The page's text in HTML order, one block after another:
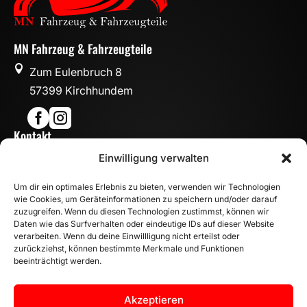
Einwilligung verwalten
Um dir ein optimales Erlebnis zu bieten, verwenden wir Technologien
wie Cookies, um Geräteinformationen zu speichern und/oder darauf
zuzugreifen. Wenn du diesen Technologien zustimmst, können wir
Daten wie das Surfverhalten oder eindeutige IDs auf dieser Website
verarbeiten. Wenn du deine Einwillligung nicht erteilst oder
zurückziehst, können bestimmte Merkmale und Funktionen
beeinträchtigt werden.
Akzeptieren
MN Fahrzeug & Fahrzeugteile

Zum Eulenbruch 8
57399 Kirchhundem

Kontakt
info@mn-fahrzeugteile.de
 WhatsApp
Öffnungszeiten
 Mo - Fr: 8:00 – 17:00 Uhr
Sa: 10:00 – 14:00 Uhr
INFORMATION
Zahlungsarten
Versandinformationen